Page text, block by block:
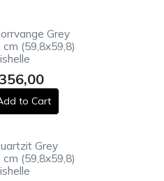
Grey
(59,8x59,8)
to Cart
Grey
(59,8x59,8)